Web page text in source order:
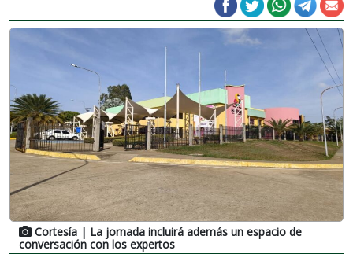
Cortesía | La jornada incluirá además un espacio de
conversación con los expertos